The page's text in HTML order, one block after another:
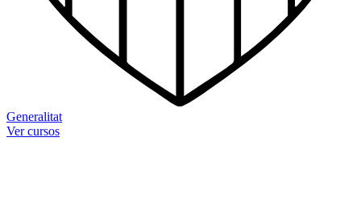
Generalitat
Ver cursos